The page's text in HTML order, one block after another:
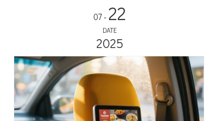
22
- 07
DATE
2025